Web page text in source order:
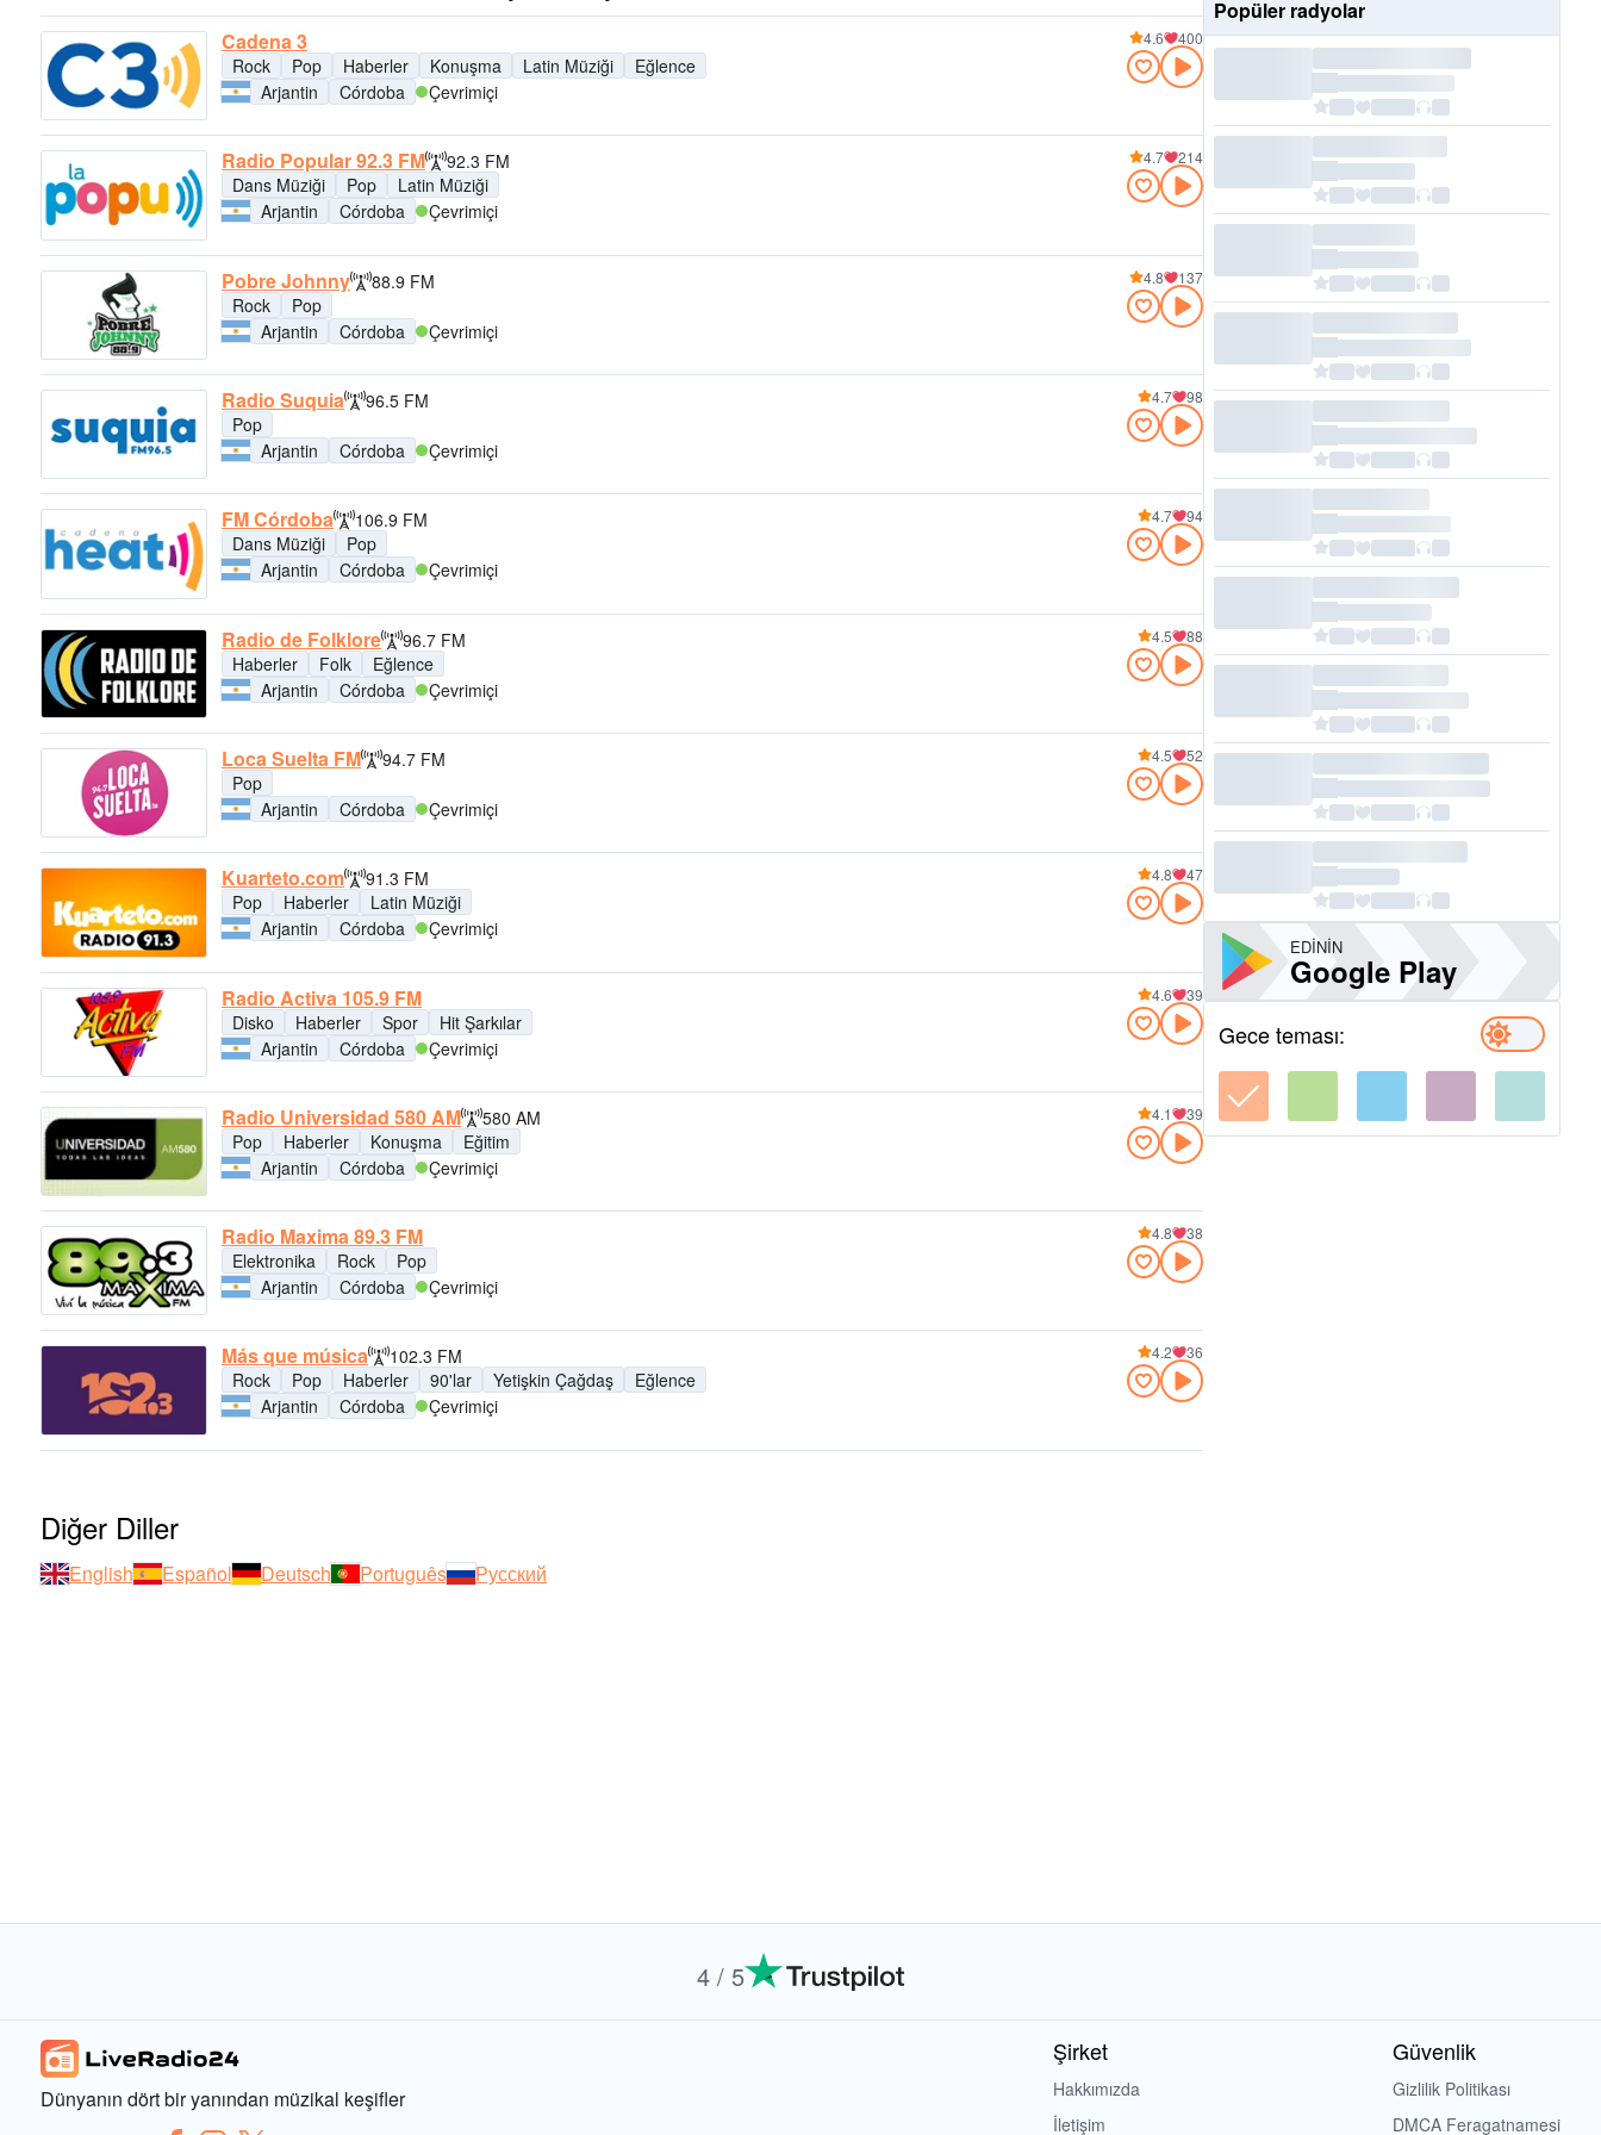
Cadena 3
Rock Pop Haberler Konuşma Latin Müziği
Eğlence
Arjantin
Córdoba Çevrimiçi
4.6 400
Radio Popular 92.3 FM
92.3 FM
Dans Müziği
Pop
Latin Müziği
Arjantin
Córdoba Çevrimiçi
4.7 214
Pobre Johnny
88.9 FM
Rock
Pop
Arjantin
Córdoba Çevrimiçi
4.8 137
Radio Suquia
96.5 FM
Pop
Arjantin
Córdoba Çevrimiçi
4.7 98
FM Córdoba
106.9 FM
Dans Müziği
Pop
Arjantin
Córdoba Çevrimiçi
4.7 94
Radio de Folklore
96.7 FM
Haberler
Folk
Eğlence
Arjantin
Córdoba Çevrimiçi
4.5 88
Loca Suelta FM
94.7 FM
Pop
Arjantin
Córdoba Çevrimiçi
4.5 52
Kuarteto.com
91.3 FM
Pop
Haberler
Latin Müziği
Arjantin
Córdoba Çevrimiçi
4.8 47
Radio Activa 105.9 FM
Disko Haberler Spor
Hit Şarkılar
Arjantin
Córdoba Çevrimiçi
4.6 39
Radio Universidad 580 AM
580 AM
Pop
Haberler Konuşma
Eğitim
Arjantin
Córdoba Çevrimiçi
4.1 39
Radio Maxima 89.3 FM
Elektronika Rock
Pop
Arjantin
Córdoba Çevrimiçi
4.8 38
Más que música
102.3 FM
Rock
Pop Haberler 90'lar Yetişkin Çağdaş
Eğlence
Arjantin
Córdoba Çevrimiçi
4.2 36
Diğer Diller
English Español Deutsch Português Русский
Popüler radyolar
EDININ
Google Play
Gece teması:
4 / 5
Dünyanın dört bir yanından müzikal keşifler
Şirket
Hakkımızda
İletişim
Güvenlik
Gizlilik Politikası
DMCA Feragatnamesi